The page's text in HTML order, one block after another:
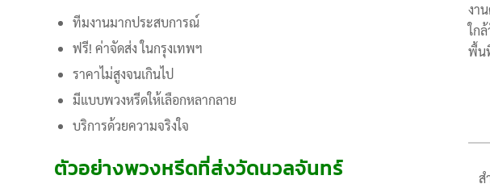
ทีมงานมากประสบการณ์
ฟรี! ค่าจัดส่ง ในกรุงเทพฯ
ราคาไม่สูงจนเกินไป
มีแบบพวงหรีดให้เลือกหลากลาย
บริการด้วยความจริงใจ
ตัวอย่างพวงหรีดที่ส่งวัดนวลจันทร์
งา
ใก
พื้น
ส